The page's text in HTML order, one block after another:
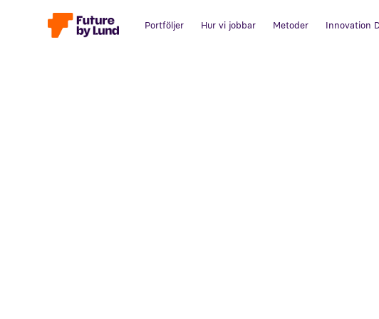
Portföljer Hur vi jobbar Metoder Innovation